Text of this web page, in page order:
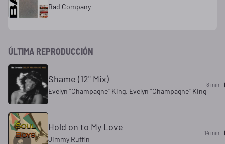
Bad Company
ÚLTIMA REPRODUCCIÓN
Shame (12" Mix)
Evelyn "Champagne" King, Evelyn "Champagne" King
8 min
Hold on to My Love
Jimmy Ruffin
14 min